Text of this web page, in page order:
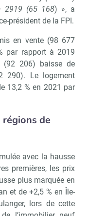
2919 (65 168) », a
président de la FPI.
en vente (98 677
par rapport à 2019
(92 206) baisse de
290). Le logement
13,2 % en 2021 par
régions de
avec la hausse
premières, les prix
plus marquée en
et de +2,5 % en Île-
lors de cette